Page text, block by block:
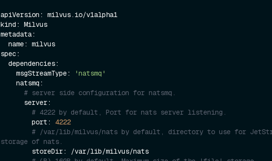
apiVersion: milvus.io/v1alpha1
kind: Milvus
metadata:
spec:
    msgStreamType:
'natsmq'
# server side configuration for natsmq.
# 4222 by default, Port for nats server listening.
        port:
4222
# /var/lib/milvus/nats by default, directory to use for
storage of nats.